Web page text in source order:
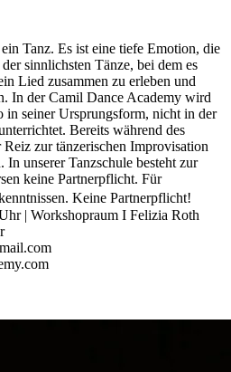
Tanz. Es ist eine tiefe Emotion, die
sinnlichsten Tänze, bei dem es
Lied zusammen zu erleben und
In der Camil Dance Academy wird
in seiner Ursprungsform, nicht in der
Bereits während des
zur tänzerischen Improvisation
In unserer Tanzschule besteht zur
keine Partnerpflicht. ​ Für
Keine Partnerpflicht!
| Workshopraum I Felizia Roth